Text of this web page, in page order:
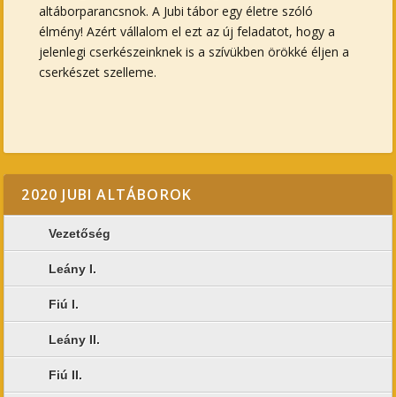
altáborparancsnok. A Jubi tábor egy életre szóló
élmény! Azért vállalom el ezt az új feladatot, hogy a
jelenlegi cserkészeinknek is a szívükben örökké éljen a
cserkészet szelleme.
2020 JUBI ALTÁBOROK
Vezetőség
Leány I.
Fiú I.
Leány II.
Fiú II.